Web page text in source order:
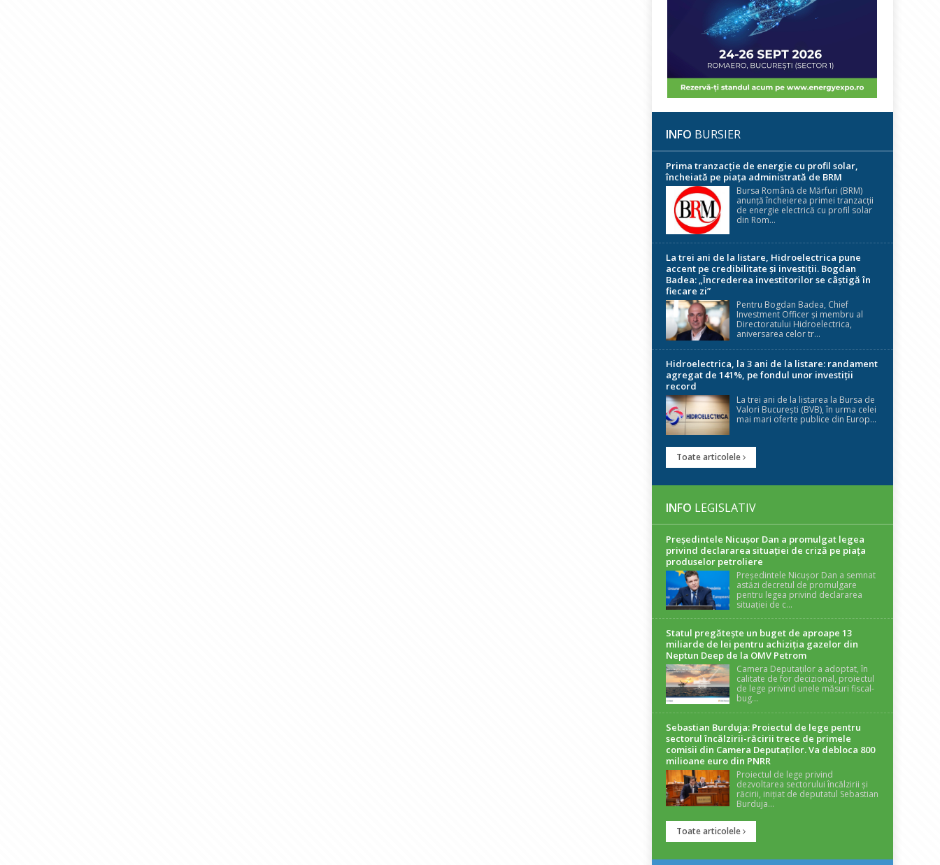
INFO BURSIER
Prima tranzacție de energie cu profil solar,
încheiată pe piața administrată de BRM
Bursa Română de Mărfuri (BRM)
anunță încheierea primei tranzacții
de energie electrică cu profil solar
din Rom...
La trei ani de la listare, Hidroelectrica pune
accent pe credibilitate și investiții. Bogdan
Badea: „Încrederea investitorilor se câștigă în
fiecare zi”
Pentru Bogdan Badea, Chief
Investment Officer și membru al
Directoratului Hidroelectrica,
aniversarea celor tr...
Hidroelectrica, la 3 ani de la listare: randament
agregat de 141%, pe fondul unor investiții
record
La trei ani de la listarea la Bursa de
Valori București (BVB), în urma celei
mai mari oferte publice din Europ...
Toate articolele
INFO LEGISLATIV
Președintele Nicuşor Dan a promulgat legea
privind declararea situaţiei de criză pe piaţa
produselor petroliere
Președintele Nicușor Dan a semnat
astăzi decretul de promulgare
pentru legea privind declararea
situației de c...
Statul pregătește un buget de aproape 13
miliarde de lei pentru achiziția gazelor din
Neptun Deep de la OMV Petrom
Camera Deputaților a adoptat, în
calitate de for decizional, proiectul
de lege privind unele măsuri fiscal-
bug...
Sebastian Burduja: Proiectul de lege pentru
sectorul încălzirii-răcirii trece de primele
comisii din Camera Deputaților. Va debloca 800
milioane euro din PNRR
Proiectul de lege privind
dezvoltarea sectorului încălzirii și
răcirii, inițiat de deputatul Sebastian
Burduja...
Toate articolele